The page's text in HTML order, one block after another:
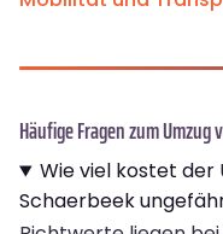
Häufige Fragen zum Umzug
Wie viel kostet der
Schaerbeek